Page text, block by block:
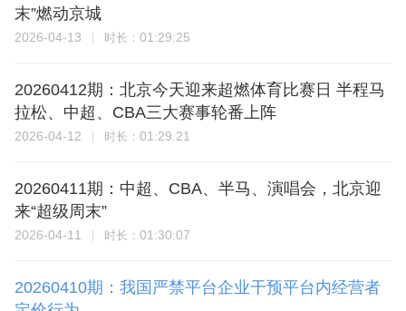
末”燃动京城
2026-04-13 时长： 01:29:25
20260412期：北京今天迎来超燃体育比赛日 半程马
拉松、中超、CBA三大赛事轮番上阵
2026-04-12 时长： 01:29:21
20260411期：中超、CBA、半马、演唱会，北京迎
来“超级周末”
2026-04-11 时长： 01:30:07
20260410期：我国严禁平台企业干预平台内经营者